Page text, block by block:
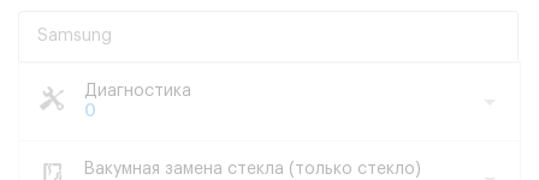
Samsung
Диагностика
0
Вакумная замена стекла (только стекло)